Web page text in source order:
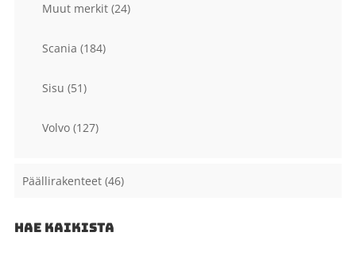
Muut merkit (24)
Scania (184)
Sisu (51)
Volvo (127)
Päällirakenteet (46)
HAE KAIKISTA